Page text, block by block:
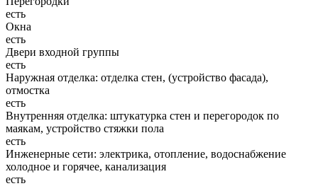
есть
Окна
есть
Двери входной группы
есть
Наружная отделка: отделка стен, (устройство фасада),
отмостка
есть
Внутренняя отделка: штукатурка стен и перегородок по
маякам, устройство стяжки пола
есть
Инженерные сети: электрика, отопление, водоснабжение
холодное и горячее, канализация
есть